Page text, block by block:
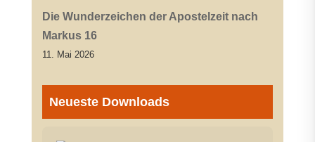
Die Wunderzeichen der Apostelzeit nach
Markus 16
11. Mai 2026
Neueste Downloads